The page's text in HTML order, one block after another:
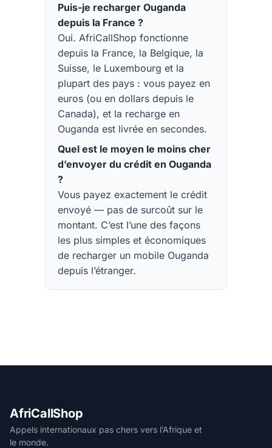
Puis-je recharger Ouganda
depuis la France ?
Oui. AfriCallShop fonctionne
depuis la France, la Belgique, la
Suisse, le Luxembourg et la
plupart des pays : vous payez en
euros (ou en dollars depuis le
Canada), et la recharge en
Ouganda est livrée en secondes.
Quel est le moyen le moins cher
d’envoyer du crédit en Ouganda
?
Vous payez exactement le crédit
envoyé — pas de surcoût sur le
montant. C’est l’une des façons
les plus simples et économiques
de recharger un mobile Ouganda
depuis l’étranger.
AfriCallShop
Appels internationaux pas chers vers l’Afrique et
le monde.